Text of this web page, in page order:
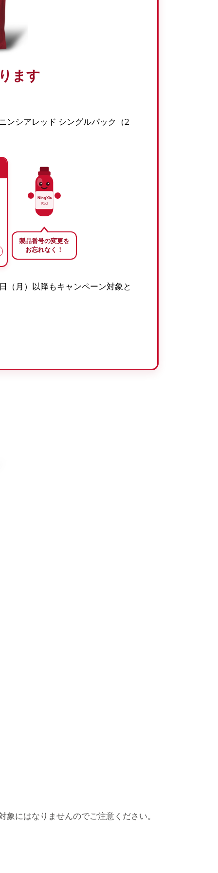
ます
ンシアレッド シングルパック（2
製品番号の変更を
お忘れなく！
（月）以降もキャンペーン対象と
にはなりませんのでご注意ください。